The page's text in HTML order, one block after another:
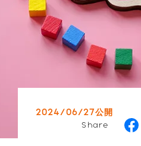
2024/06/27公開
Share